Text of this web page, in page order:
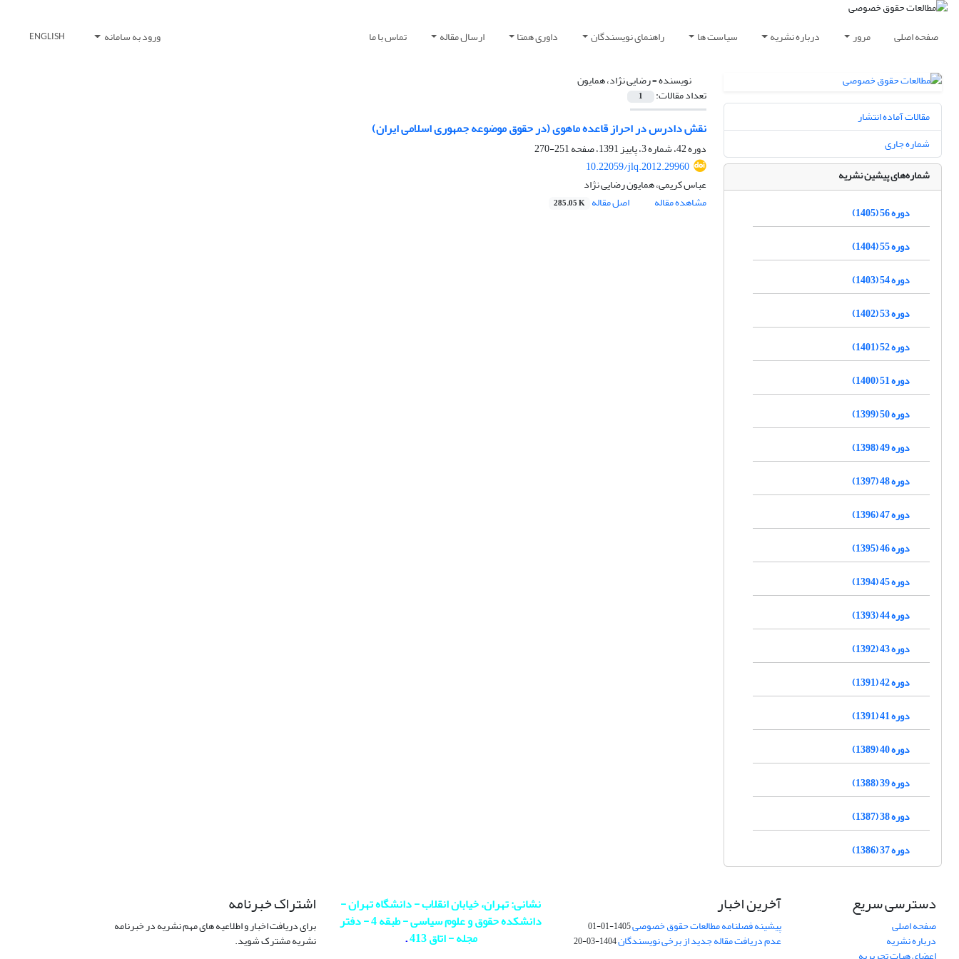
صفحه اصلی مرور درباره نشریه سیاست ها راهنمای نویسندگان داوری همتا ارسال مقاله تماس با ما ورود به سامانه ENGLISH
نویسنده =رضایی نژاد، همایون
تعداد مقالات: 1
نقش دادرس در احراز قاعده ماهوی (در حقوق موضوعه جمهوری اسلامی ایران)
دوره 42، شماره 3، پاییز 1391، صفحه
251-270
10.22059/jlq.2012.29960
عباس کریمی، همایون رضایی نژاد
مشاهده مقاله
اصل مقاله 285.05 K
مقالات آماده انتشار
شماره جاری
شماره‌های پیشین نشریه
دوره 56 (1405)
دوره 55 (1404)
دوره 54 (1403)
دوره 53 (1402)
دوره 52 (1401)
دوره 51 (1400)
دوره 50 (1399)
دوره 49 (1398)
دوره 48 (1397)
دوره 47 (1396)
دوره 46 (1395)
دوره 45 (1394)
دوره 44 (1393)
دوره 43 (1392)
دوره 42 (1391)
دوره 41 (1391)
دوره 40 (1389)
دوره 39 (1388)
دوره 38 (1387)
دوره 37 (1386)
دسترسی سریع
صفحه اصلی
درباره نشریه
آخرین اخبار
پیشینه فصلنامه مطالعات حقوق خصوصی1405-01-01
عدم دریافت مقاله جدید از برخی نویسندگان1404-03-20
نشانی: تهران، خیابان انقلاب - دانشگاه تهران -
دانشکده حقوق و علوم سیاسی - طبقه 4 - دفتر
مجله - اتاق 413
.
اشتراک خبرنامه
برای دریافت اخبار و اطلاعیه های مهم نشریه در خبرنامه
نشریه مشترک شوید.